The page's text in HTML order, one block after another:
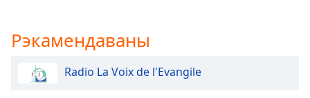
Рэкамендаваны
Radio La Voix de l'Evangile